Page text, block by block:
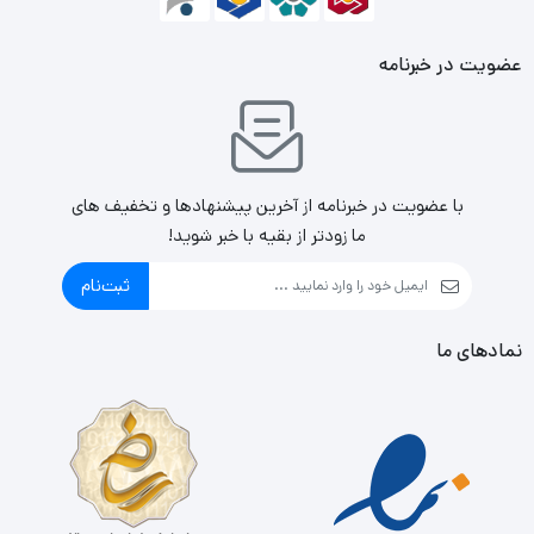
افزایش ضریب اطمینان هارددیسک
عضویت در خبرنامه
با عضویت در خبرنامه از آخرین پیشنهادها و تخفیف های
ما زودتر از بقیه با خبر شوید!
ثبت‌نام
نمادهای ما